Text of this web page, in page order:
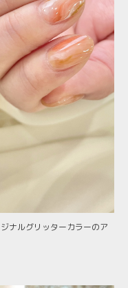
ナルグリッターカラーのア